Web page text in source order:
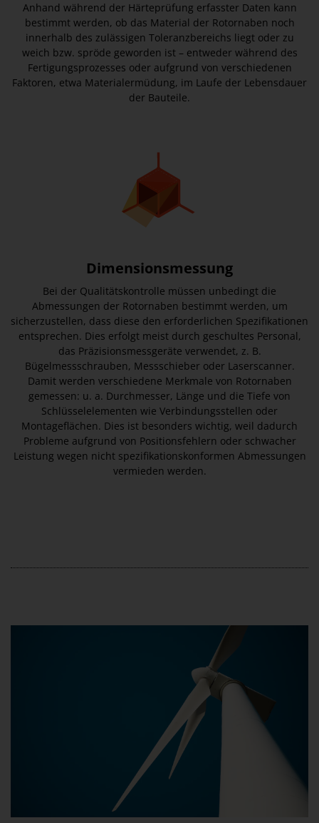
Anhand während der Härteprüfung erfasster Daten kann
bestimmt werden, ob das Material der Rotornaben noch
innerhalb des zulässigen Toleranzbereichs liegt oder zu
weich bzw. spröde geworden ist – entweder während des
Fertigungsprozesses oder aufgrund von verschiedenen
Faktoren, etwa Materialermüdung, im Laufe der Lebensdauer
der Bauteile.
Dimensionsmessung
Bei der Qualitätskontrolle müssen unbedingt die
Abmessungen der Rotornaben bestimmt werden, um
sicherzustellen, dass diese den erforderlichen Spezifikationen
entsprechen. Dies erfolgt meist durch geschultes Personal,
das Präzisionsmessgeräte verwendet, z. B.
Bügelmessschrauben, Messschieber oder Laserscanner.
Damit werden verschiedene Merkmale von Rotornaben
gemessen: u. a. Durchmesser, Länge und die Tiefe von
Schlüsselelementen wie Verbindungsstellen oder
Montageflächen. Dies ist besonders wichtig, weil dadurch
Probleme aufgrund von Positionsfehlern oder schwacher
Leistung wegen nicht spezifikationskonformen Abmessungen
vermieden werden.